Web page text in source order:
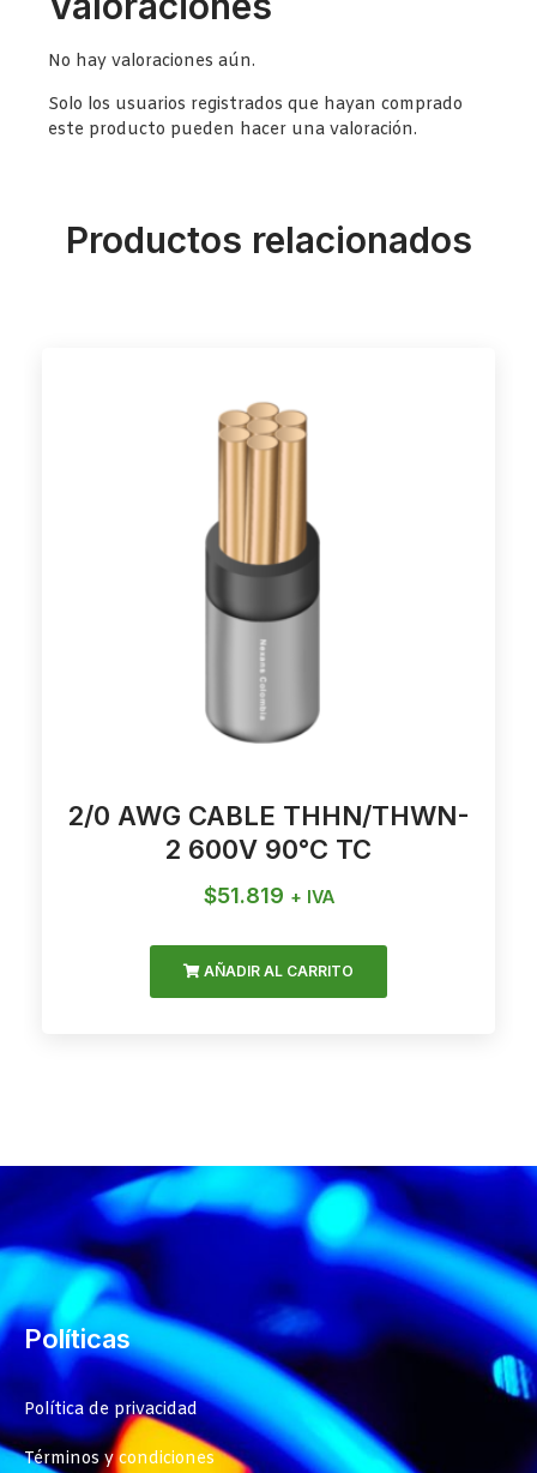
No hay valoraciones aún.
Solo los usuarios registrados que hayan comprado
este producto pueden hacer una valoración.
Productos relacionados
2/0 AWG CABLE THHN/THWN-
2 600V 90°C TC
$51.819 + IVA
AÑADIR AL CARRITO
Políticas
Política de privacidad
Términos y condiciones